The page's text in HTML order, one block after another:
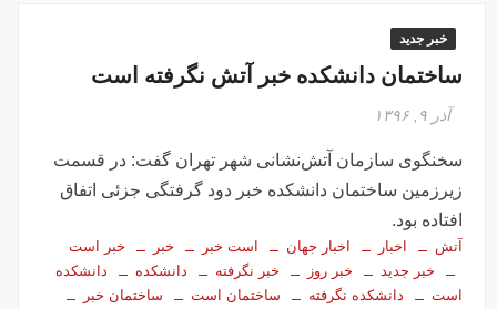
خبر جدید
ساختمان دانشکده خبر آتش نگرفته است
آذر ۹, ۱۳۹۶
سخنگوی سازمان آتش‌نشانی شهر تهران گفت: در قسمت
زیرزمین ساختمان دانشکده خبر دود گرفتگی جزئی اتفاق
افتاده بود.
آتش اخبار اخبار جهان است خبر خبر
خبر است
خبر جدید
خبر روز خبر نگرفته دانشکده
دانشکده
است
دانشکده نگرفته ساختمان است
ساختمان خبر